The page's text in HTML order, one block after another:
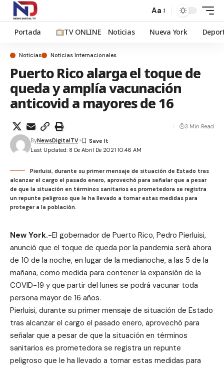
Aa
Portada TV ONLINE Noticias Nueva York
Noticias Noticias Internacionales
Puerto Rico alarga el toque de
queda y amplía vacunación
anticovid a mayores de 16
Last Updated: 8 De Abril De 2021 10:46 AM
ByNewsDigitalTV
3 Min Read
Pierluisi, durante su primer mensaje de situación de Estado tras
alcanzar el cargo el pasado enero, aprovechó para señalar que a pesar
de que la situación en términos sanitarios es prometedora se registra
un repunte peligroso que le ha llevado a tomar estas medidas para
proteger a la población.
New York.-El gobernador de Puerto Rico, Pedro Pierluisi,
anunció que el toque de queda por la pandemia será ahora
de 10 de la noche, en lugar de la medianoche, a las 5 de la
mañana, como medida para contener la expansión de la
COVID-19 y que partir del lunes se podrá vacunar toda
persona mayor de 16 años.
Pierluisi, durante su primer mensaje de situación de Estado
tras alcanzar el cargo el pasado enero, aprovechó para
señalar que a pesar de que la situación en términos
sanitarios es prometedora se registra un repunte
peligroso que le ha llevado a tomar estas medidas para